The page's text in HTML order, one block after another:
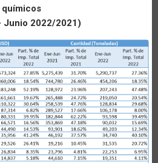
químicos
Junio 2022/2021)